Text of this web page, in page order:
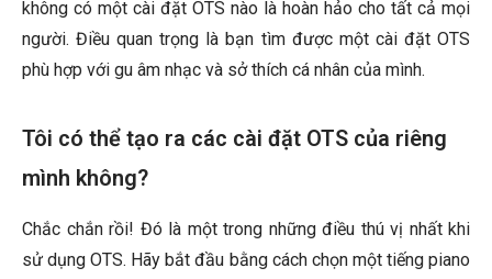
không có một cài đặt OTS nào là hoàn hảo cho tất cả mọi
người. Điều quan trọng là bạn tìm được một cài đặt OTS
phù hợp với gu âm nhạc và sở thích cá nhân của mình.
Tôi có thể tạo ra các cài đặt OTS của riêng
mình không?
Chắc chắn rồi! Đó là một trong những điều thú vị nhất khi
sử dụng OTS. Hãy bắt đầu bằng cách chọn một tiếng piano